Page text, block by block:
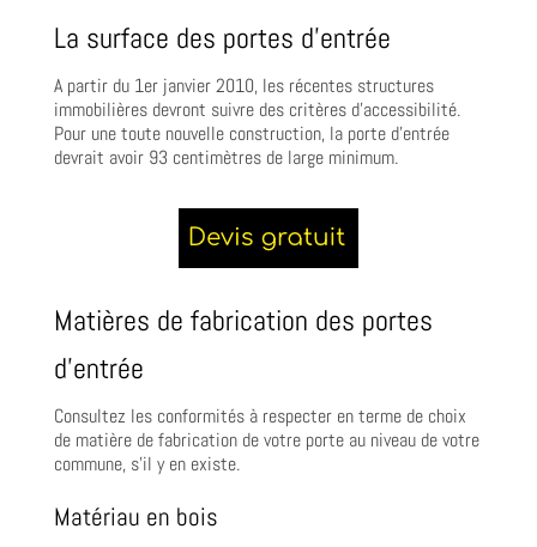
La surface des portes d’entrée
A partir du 1er janvier 2010, les récentes structures
immobilières devront suivre des critères d’accessibilité.
Pour une toute nouvelle construction, la porte d’entrée
devrait avoir 93 centimètres de large minimum.
Matières de fabrication des portes
d’entrée
Consultez les conformités à respecter en terme de choix
de matière de fabrication de votre porte au niveau de votre
commune, s’il y en existe.
Matériau en bois